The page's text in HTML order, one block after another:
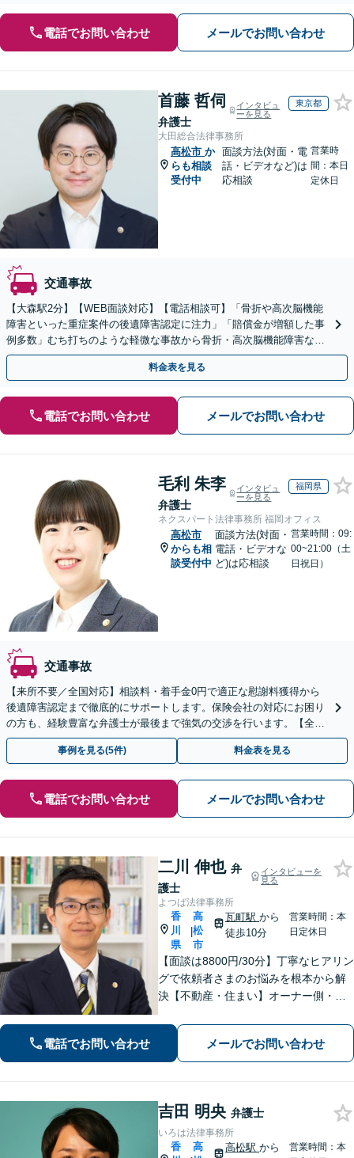
電話でお問い合わせ メールでお問い合わせ
首藤 哲伺
弁護士
インタビュ
ーを見る
東京都
大田総合法律事務所
高松市 か
らも相談
受付中
面談方法(対面・電
話・ビデオなど)は
応相談
営業時
間：本日
定休日
交通事故
【大森駅2分】【WEB面談対応】【電話相談可】「骨折や高次脳機能
障害といった重症案件の後遺障害認定に注力」「賠償金が増額した事
例多数」むち打ちのような軽微な事故から骨折・高次脳機能障害など
の重症事故まで、事故の規模に関わらず対応いたします
料金表を見る
電話でお問い合わせ メールでお問い合わせ
毛利 朱李
弁護士
インタビュ
ーを見る
福岡県
ネクスパート法律事務所 福岡オフィス
高松市
からも相
談受付中
面談方法(対面・
電話・ビデオな
ど)は応相談
営業時間：09:
00~21:00（土
日祝日）
交通事故
【来所不要／全国対応】相談料・着手金0円で適正な慰謝料獲得から
後遺障害認定まで徹底的にサポートします。保険会社の対応にお困り
の方も、経験豊富な弁護士が最後まで強気の交渉を行います。【全国
13拠点】お気軽にご相談ください。
事例を見る(5件) 料金表を見る
電話でお問い合わせ メールでお問い合わせ
二川 伸也 弁
護士
インタビューを
見る
よつば法律事務所
香
川
県
|
高
松
市
瓦町駅 から
徒歩10分
営業時間：本
日定休日
【面談は8800円/30分】丁寧なヒアリン
グで依頼者さまのお悩みを根本から解
決【不動産・住まい】オーナー側・借
遺言】他士業との連携でスピーディー
に解決します【夜間・休日相談可】
【個室完備】【瓦町駅10分】
電話でお問い合わせ メールでお問い合わせ
吉田 明央 弁護士
いろは法律事務所
香
高
高松駅 から
営業時間：本